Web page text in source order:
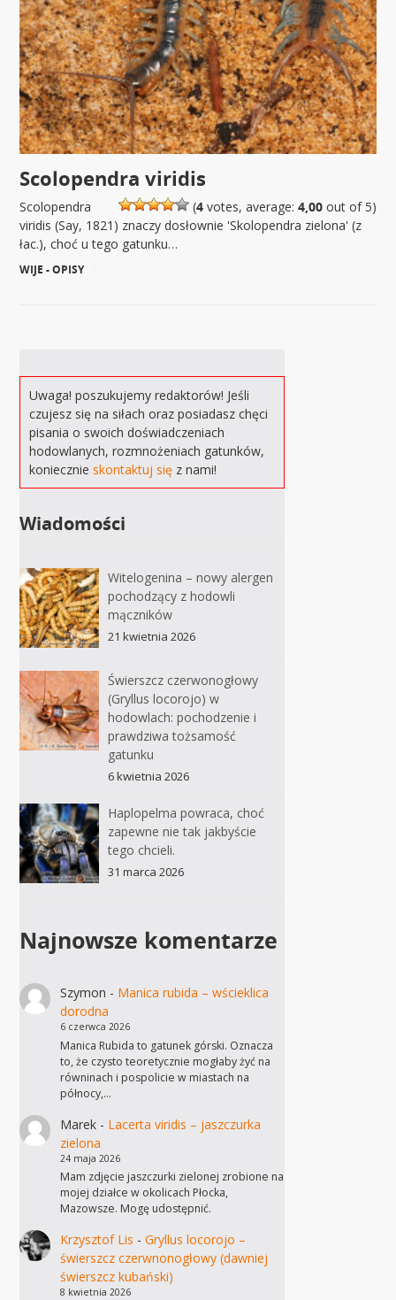
Scolopendra viridis
(4votes, average: 4,00out of 5)
Scolopendra
viridis (Say, 1821) znaczy dosłownie 'Skolopendra zielona' (z
łac.), choć u tego gatunku…
WIJE - OPISY
Uwaga! poszukujemy redaktorów! Jeśli
czujesz się na siłach oraz posiadasz chęci
pisania o swoich doświadczeniach
hodowlanych, rozmnożeniach gatunków,
koniecznieskontaktuj się z nami!
Wiadomości
Witelogenina – nowy alergen
pochodzący z hodowli
mączników
21 kwietnia 2026
Świerszcz czerwonogłowy
(Gryllus locorojo) w
hodowlach: pochodzenie i
prawdziwa tożsamość
gatunku
6 kwietnia 2026
Haplopelma powraca, choć
zapewne nie tak jakbyście
tego chcieli.
31 marca 2026
Najnowsze komentarze
Szymon - Manica rubida – wścieklica
dorodna
6 czerwca 2026
Manica Rubida to gatunek górski. Oznacza
to, że czysto teoretycznie mogłaby żyć na
równinach i pospolicie w miastach na
północy,…
Marek- Lacerta viridis – jaszczurka
zielona
24 maja 2026
Mam zdjęcie jaszczurki zielonej zrobione na
mojej działce w okolicach Płocka,
Mazowsze. Mogę udostępnić.
Krzysztof Lis - Gryllus locorojo –
świerszcz czerwnonogłowy (dawniej
świerszcz kubański)
8 kwietnia 2026